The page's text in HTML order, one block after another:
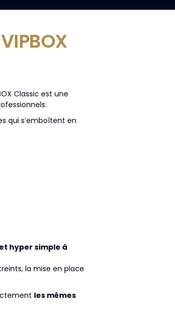
Classic est une
qui s’emboîtent en
hyper simple à
la mise en place
les mêmes